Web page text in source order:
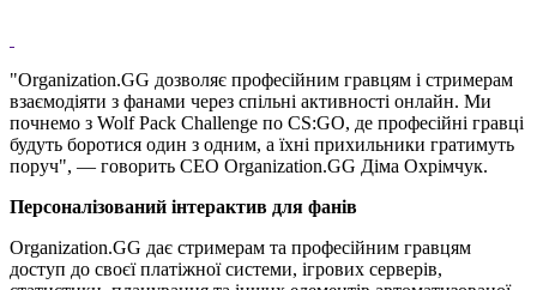
"Organization.GG дозволяє професійним гравцям і стримерам
взаємодіяти з фанами через спільні активності онлайн. Ми
почнемо з Wolf Pack Challenge по CS:GO, де професійні гравці
будуть боротися один з одним, а їхні прихильники гратимуть
поруч", — говорить CEO Organization.GG Діма Охрімчук.
Персоналізований інтерактив для фанів
Organization.GG дає стримерам та професійним гравцям
доступ до своєї платіжної системи, ігрових серверів,